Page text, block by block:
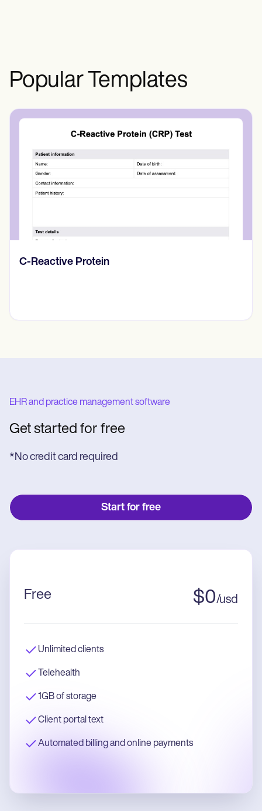
Popular Templates
Diario de pensamientos
EHR and practice management software
Get started for free
*No credit card required
Start for free
Free $0/usd
Unlimited clients
Telehealth
1GB of storage
Client portal text
Automated billing and online payments